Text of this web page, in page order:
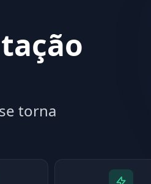
torna